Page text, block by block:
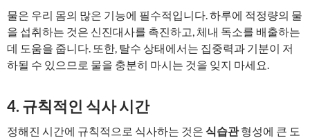
물은 우리 몸의 많은 기능에 필수적입니다. 하루에 적정량의 물
을 섭취하는 것은 신진대사를 촉진하고, 체내 독소를 배출하는
데 도움을 줍니다. 또한, 탈수 상태에서는 집중력과 기분이 저
하될 수 있으므로 물을 충분히 마시는 것을 잊지 마세요.
4. 규칙적인 식사 시간
정해진 시간에 규칙적으로 식사하는 것은 식습관형성에 큰 도